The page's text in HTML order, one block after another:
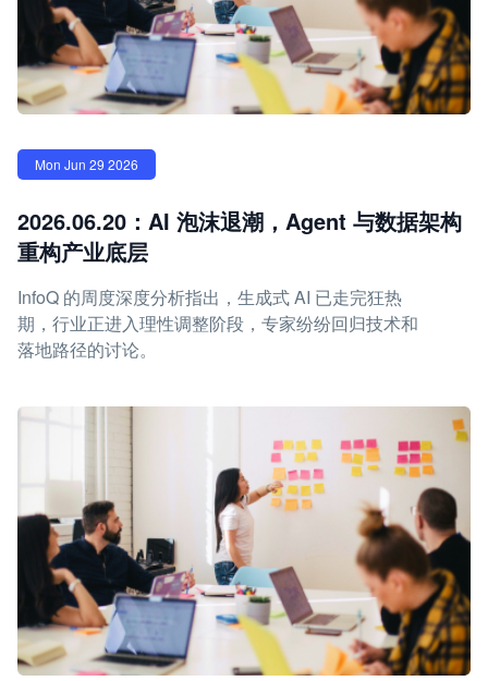
Mon Jun 29 2026
2026.06.20：AI 泡沫退潮，Agent 与数据架构
重构产业底层
InfoQ 的周度深度分析指出，生成式 AI 已走完狂热
期，行业正进入理性调整阶段，专家纷纷回归技术和
落地路径的讨论。